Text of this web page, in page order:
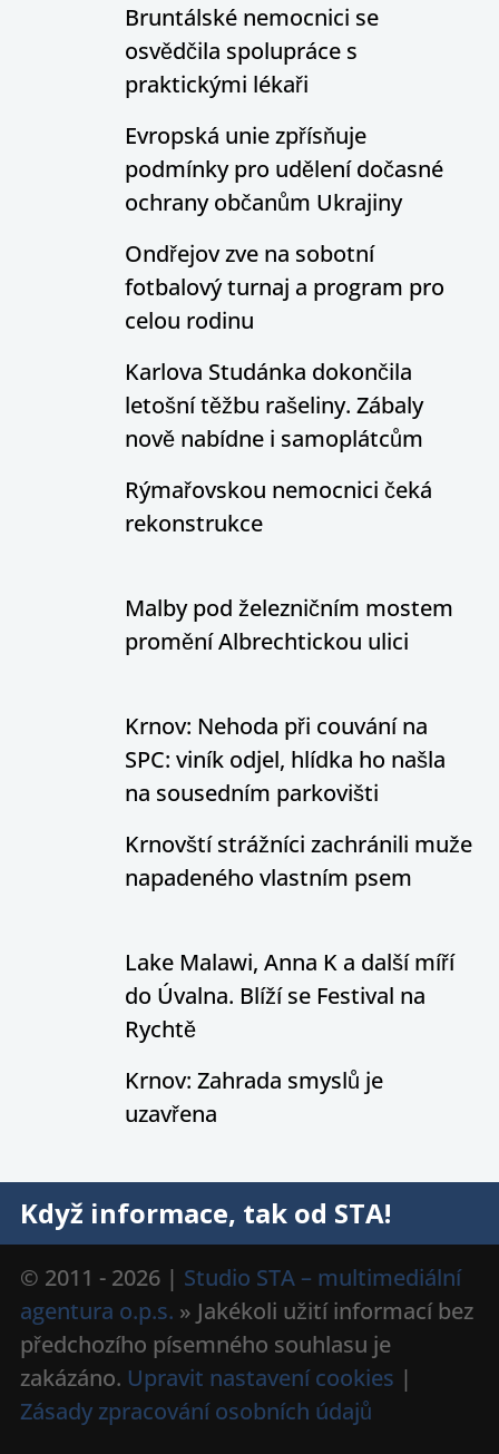
Bruntálské nemocnici se
osvědčila spolupráce s
praktickými lékaři
Evropská unie zpřísňuje
podmínky pro udělení dočasné
ochrany občanům Ukrajiny
Ondřejov zve na sobotní
fotbalový turnaj a program pro
celou rodinu
Karlova Studánka dokončila
letošní těžbu rašeliny. Zábaly
nově nabídne i samoplátcům
Rýmařovskou nemocnici čeká
rekonstrukce
Malby pod železničním mostem
promění Albrechtickou ulici
Krnov: Nehoda při couvání na
SPC: viník odjel, hlídka ho našla
na sousedním parkovišti
Krnovští strážníci zachránili muže
napadeného vlastním psem
Lake Malawi, Anna K a další míří
do Úvalna. Blíží se Festival na
Rychtě
Krnov: Zahrada smyslů je
uzavřena
Když informace, tak od STA!
© 2011 - 2026 | Studio STA – multimediální
agentura o.p.s. » Jakékoli užití informací bez
předchozího písemného souhlasu je
zakázáno. Upravit nastavení cookies |
Zásady zpracování osobních údajů